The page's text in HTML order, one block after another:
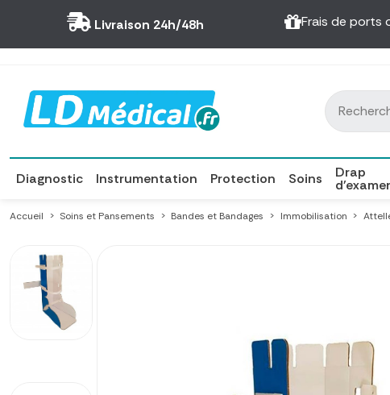
Livraison 24h/48h Frais de ports
Diagnostic Instrumentation Protection Soins Drap
Accueil Soins et Pansements Bandes et Bandages Immobilisation
Panneau de gestion des cookies